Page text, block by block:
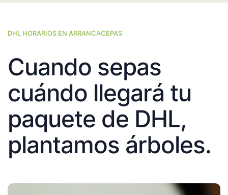
DHL HORARIOS EN ARRANCACEPAS
Cuando sepas
cuándo llegará tu
paquete de DHL,
plantamos árboles.